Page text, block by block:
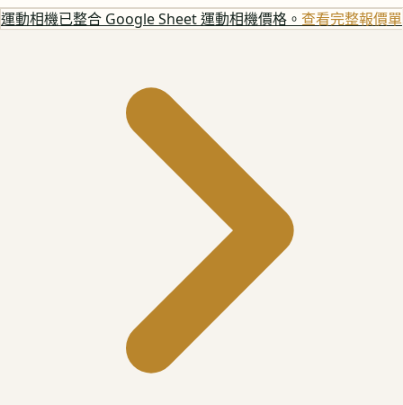
運動相機已整合 Google Sheet 運動相機價格。 查看完整報價單